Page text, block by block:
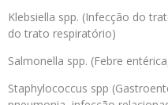
Klebsiella spp. (Infecção do
do trato respiratório)
Salmonella spp. (Febre
Staphylococcus spp